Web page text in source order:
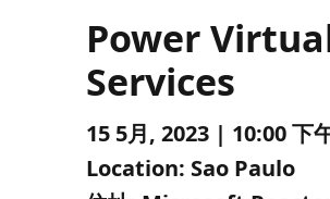
Power
Services
15 5月, 2023 | 10:00 下
Location: Sao Paulo